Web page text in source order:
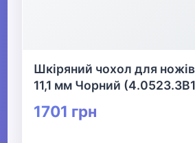
Шкіряний чохол для
11,1 мм Чорний
1701 грн